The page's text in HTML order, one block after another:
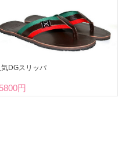
気DGスリッパ
円